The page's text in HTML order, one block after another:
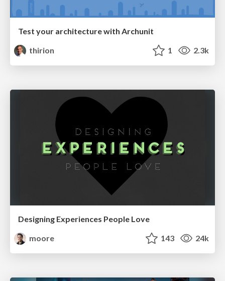
Test your architecture with Archunit
thirion
1 2.3k
Designing Experiences People Love
moore
143 24k